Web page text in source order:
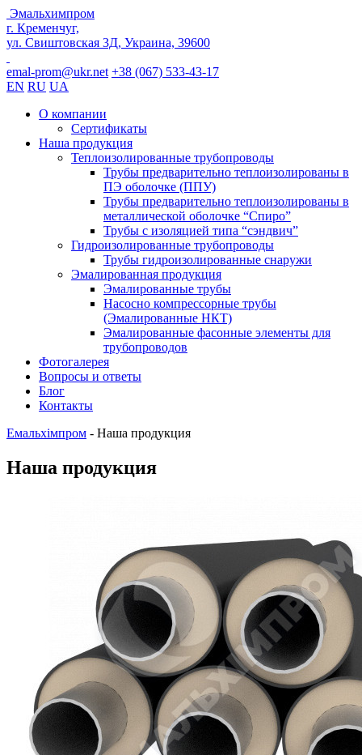
Эмальхимпром
г. Кременчуг,
ул. Свиштовская 3Д, Украина, 39600
emal-prom@ukr.net +38 (067) 533-43-17
EN RU UA
О компании
Сертификаты
Наша продукция
Теплоизолированные трубопроводы
Трубы предварительно теплоизолированы в
ПЭ оболочке (ППУ)
Трубы предварительно теплоизолированы в
металлической оболочке “Спиро”
Трубы с изоляцией типа “сэндвич”
Гидроизолированные трубопроводы
Трубы гидроизолированные снаружи
Эмалированная продукция
Эмалированные трубы
Насосно компрессорные трубы
(Эмалированные НКТ)
Эмалированные фасонные элементы для
трубопроводов
Фотогалерея
Вопросы и ответы
Блог
Контакты
Емальхімпром - Наша продукция
Наша продукция